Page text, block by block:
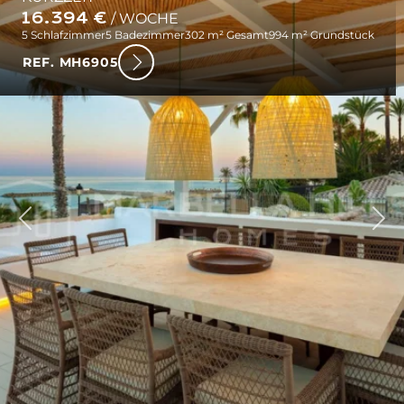
16.394 €/ WOCHE
5 Schlafzimmer5 Badezimmer302 m² Gesamt994 m² Grundstück
REF. MH6905